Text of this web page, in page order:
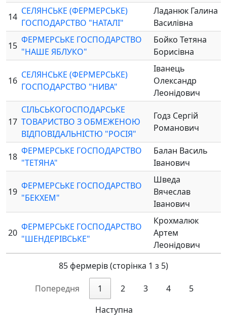
14
СЕЛЯНСЬКЕ (ФЕРМЕРСЬКЕ)
ГОСПОДАРСТВО "НАТАЛІ"
Ладанюк Галина
Василівна
15
ФЕРМЕРСЬКЕ ГОСПОДАРСТВО
"НАШЕ ЯБЛУКО"
Бойко Тетяна
Борисівна
16
СЕЛЯНСЬКЕ (ФЕРМЕРСЬКЕ)
ГОСПОДАРСТВО "НИВА"
Іванець
Олександр
Леонідович
17
СІЛЬСЬКОГОСПОДАРСЬКЕ
ТОВАРИСТВО З ОБМЕЖЕНОЮ
ВІДПОВІДАЛЬНІСТЮ "РОСІЯ"
Годз Сергій
Романович
18
ФЕРМЕРСЬКЕ ГОСПОДАРСТВО
"ТЕТЯНА"
Балан Василь
Іванович
19
ФЕРМЕРСЬКЕ ГОСПОДАРСТВО
"БЕКХЕМ"
Шведа
Вячеслав
Іванович
20
ФЕРМЕРСЬКЕ ГОСПОДАРСТВО
"ШЕНДЕРІВСЬКЕ"
Крохмалюк
Артем
Леонідович
85 фермерів (сторінка 1 з 5)
Попередня 1 2 3 4
5
Наступна